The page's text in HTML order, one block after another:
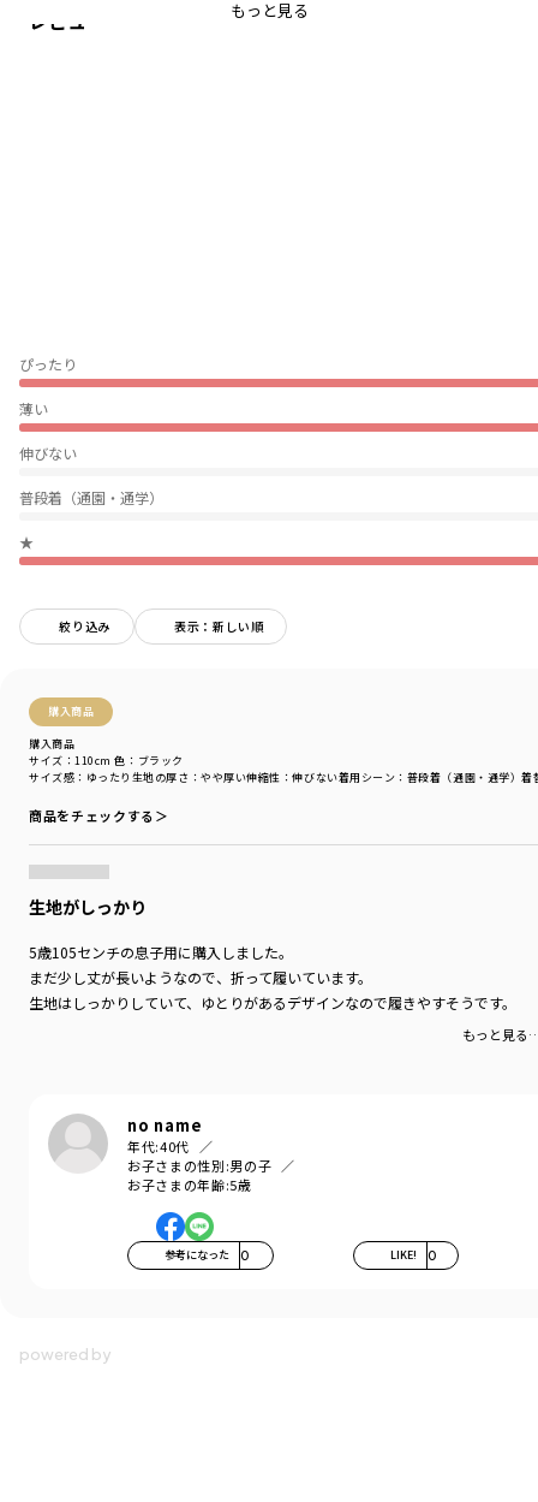
レビュー
ぴったり
薄い
伸びない
普段着（通園・通学）
★
絞り込み 表示：新しい順
購入商品
購入商品
サイズ感 ：ゆったり 生地の厚さ ：やや厚い伸縮性 ：伸びない着用シーン ：普段着（通園・通学）着
サイズ：110cm 色：ブラック
商品をチェックする＞
生地がしっかり
5歳105センチの息子用に購入しました。
まだ少し丈が長いようなので、折って履いています。
生地はしっかりしていて、ゆとりがあるデザインなので履きやすそうです。
もっと見る
no name
年代:40代
お子さまの性別:男の子
お子さまの年齢:5歳
参考になった 0 LIKE! 0
服好き仲間が1人でも増えますように。
ブランド ／aBity select
シーズン
カテゴリ
カラー
／ブラウン
商品番号
／18-3332-523
もっと見る